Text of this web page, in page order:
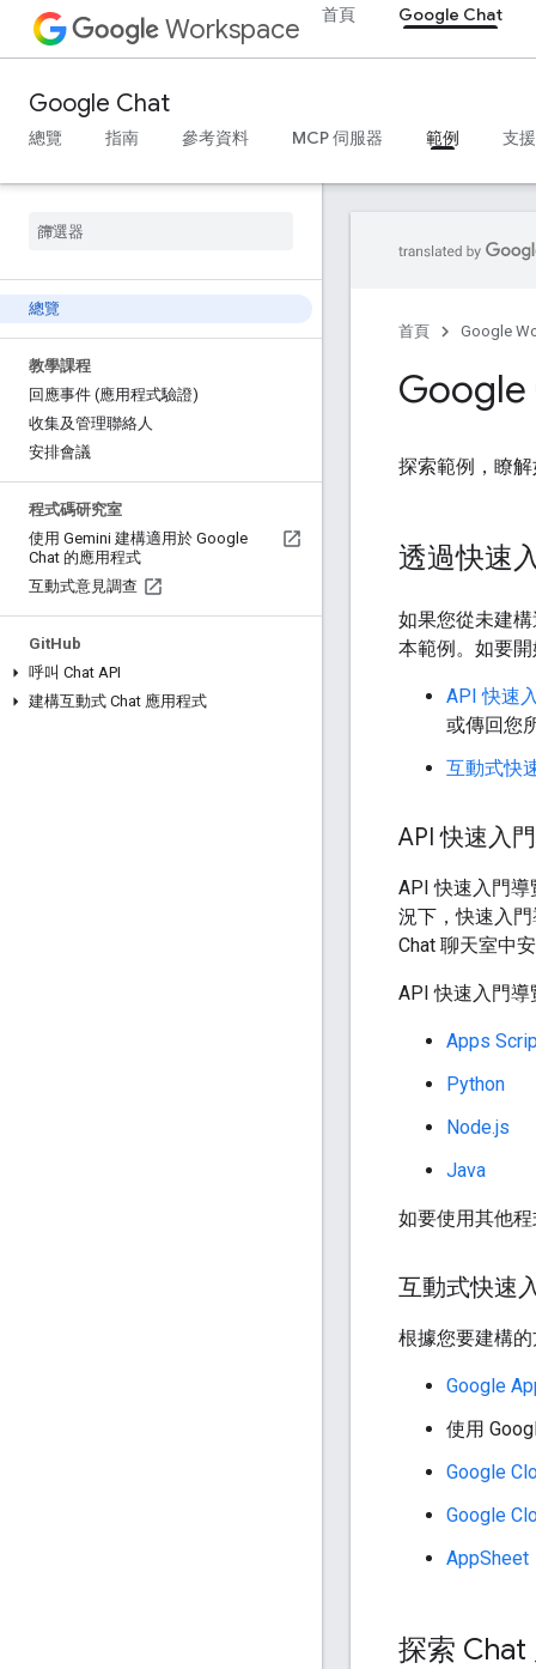
Workspace 首頁 Google Chat
Google Chat
總覽 指南 參考資料 MCP 伺服器 範例 支援
總覽
教學課程
回應事件 (應用程式驗證)
收集及管理聯絡人
安排會議
程式碼研究室
使用 Gemini 建構適用於 Google
Chat 的應用程式
互動式意見調查
GitHub
呼叫 Chat API
建構互動式 Chat 應用程式
首頁 Google
Google
探索範例，瞭解
透過快速
如果您從未建
本範例。如要
API 快速
或傳回您
互動式快
API 快速入
API 快速入門導
況下，快速入
Chat 聊天室中
API 快速入門導
Apps
Python
Node.js
Java
如要使用其他
互動式快速
根據您要建構
Google
使用
Google
Google
AppSheet
探索 Chat